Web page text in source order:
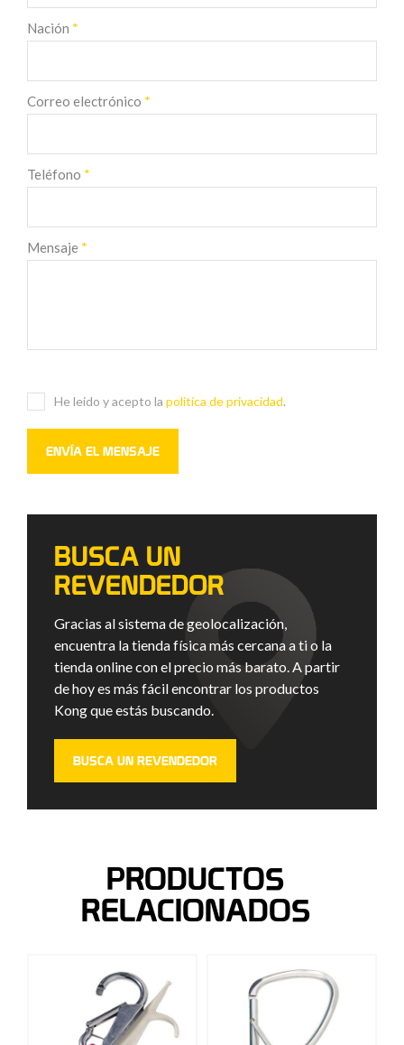
Nación *
Correo electrónico *
Teléfono *
Mensaje *
He leido y acepto la politica de privacidad.
BUSCA UN
REVENDEDOR
Gracias al sistema de geolocalización,
encuentra la tienda física más cercana a ti o la
tienda online con el precio más barato. A partir
de hoy es más fácil encontrar los productos
Kong que estás buscando.
BUSCA UN REVENDEDOR
PRODUCTOS
RELACIONADOS